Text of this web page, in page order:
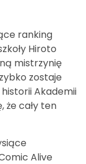
ranking
Hiroto
mistrzynię
zostaje
Akademii
że cały ten
Alive